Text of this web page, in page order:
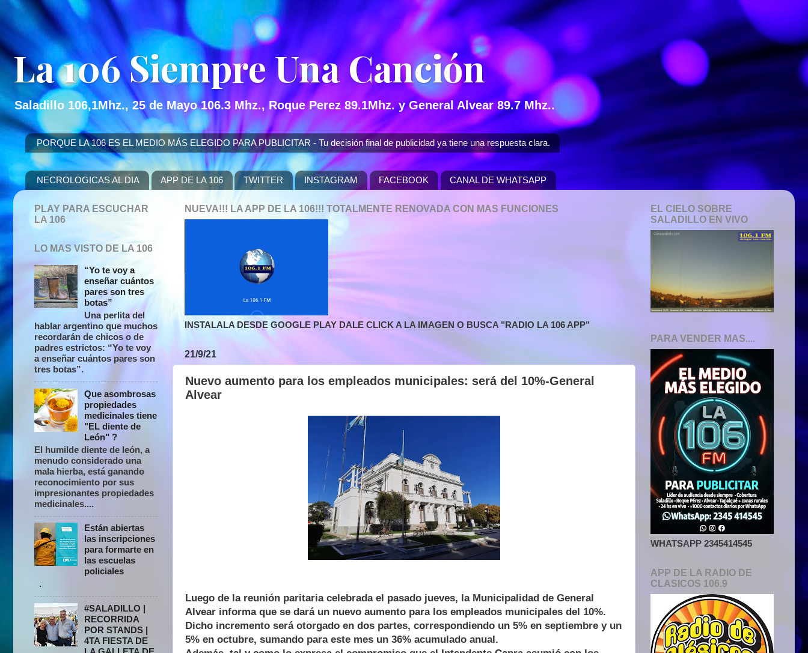
La 106 Siempre Una Canción
Saladillo 106,1Mhz., 25 de Mayo 106.3 Mhz., Roque Perez 89.1Mhz. y General Alvear 89.7 Mhz..
PORQUE LA 106 ES EL MEDIO MÁS ELEGIDO PARA PUBLICITAR - Tu decisión final de publicidad ya tiene una respuesta clara.
NECROLOGICAS AL DIA APP DE LA 106 TWITTER INSTAGRAM FACEBOOK CANAL DE WHATSAPP
NUEVA!!! LA APP DE LA 106!!! TOTALMENTE RENOVADA CON MAS FUNCIONES
INSTALALA DESDE GOOGLE PLAY DALE CLICK A LA IMAGEN O BUSCA "RADIO LA 106 APP"
21/9/21
Nuevo aumento para los empleados municipales: será del 10%-General
Alvear
Luego de la reunión paritaria celebrada el pasado jueves, la Municipalidad de General
Alvear informa que se dará un nuevo aumento para los empleados municipales del 10%.
Dicho incremento será otorgado en dos partes, correspondiendo un 5% en septiembre y un
5% en octubre, sumando para este mes un 36% acumulado anual.
PLAY PARA ESCUCHAR
LA 106
LO MAS VISTO DE LA 106
“Yo te voy a
enseñar cuántos
pares son tres
botas”
Una perlita del
hablar argentino que muchos
recordarán de chicos o de
padres estrictos: “Yo te voy
a enseñar cuántos pares son
tres botas”.
Que asombrosas
propiedades
medicinales tiene
"EL diente de
León" ?
El humilde diente de león, a
menudo considerado una
mala hierba, está ganando
reconocimiento por sus
impresionantes propiedades
medicinales....
Están abiertas
las inscripciones
para formarte en
las escuelas
policiales
.
#SALADILLO |
RECORRIDA
POR STANDS |
4TA FIESTA DE
EL CIELO SOBRE
SALADILLO EN VIVO
PARA VENDER MAS....
WHATSAPP 2345414545
APP DE LA RADIO DE
CLASICOS 106.9